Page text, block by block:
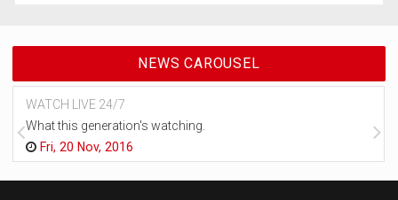
NEWS CAROUSEL
WATCH LIVE 24/7
What this generation's watching.
Fri, 20 Nov, 2016